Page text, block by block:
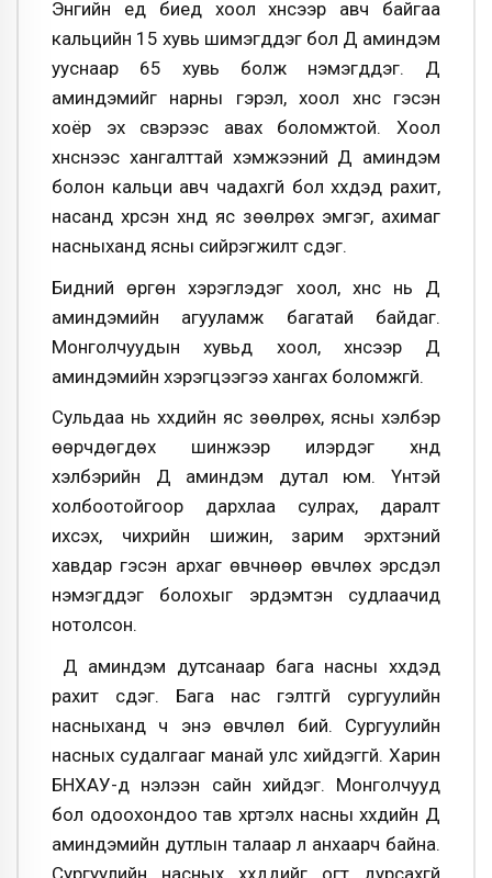
Энгийн үед биед хоол хүнсээр авч байгаа
кальцийн 15 хувь шимэгддэг бол Д аминдэм
ууснаар 65 хувь болж нэмэгддэг. Д
аминдэмийг нарны гэрэл, хоол хүнс гэсэн
хоёр эх үүсвэрээс авах боломжтой. Хоол
хүнснээс хангалттай хэмжээний Д аминдэм
болон кальци авч чадахгүй бол хүүхдэд рахит,
насанд хүрсэн хүнд яс зөөлрөх эмгэг, ахимаг
насныханд ясны сийрэгжилт үүсдэг.
Бидний өргөн хэрэглэдэг хоол, хүнс нь Д
аминдэмийн агууламж багатай байдаг.
Монголчуудын хувьд хоол, хүнсээр Д
аминдэмийн хэрэгцээгээ хангах боломжгүй.
Сульдаа нь хүүхдийн яс зөөлрөх, ясны хэлбэр
өөрчдөгдөх шинжээр илэрдэг хүнд
хэлбэрийн Д аминдэм дутал юм. Үүнтэй
холбоотойгоор дархлаа сулрах, даралт
ихсэх, чихрийн шижин, зарим эрхтэний
хавдар гэсэн архаг өвчнөөр өвчлөх эрсдэл
нэмэгддэг болохыг эрдэмтэн судлаачид
нотолсон.
Д аминдэм дутсанаар бага насны хүүхдэд
рахит үүсдэг. Бага нас гэлтгүй сургуулийн
насныханд ч энэ өвчлөл бий. Сургуулийн
насных судалгааг манай улс хийдэггүй. Харин
БНХАУ-д нэлээн сайн хийдэг. Монголчууд
бол одоохондоо тав хүртэлх насны хүүхдийн Д
аминдэмийн дутлын талаар л анхаарч байна.
Сургуулийн насных хүүхдүүдийг огт дурсахгүй